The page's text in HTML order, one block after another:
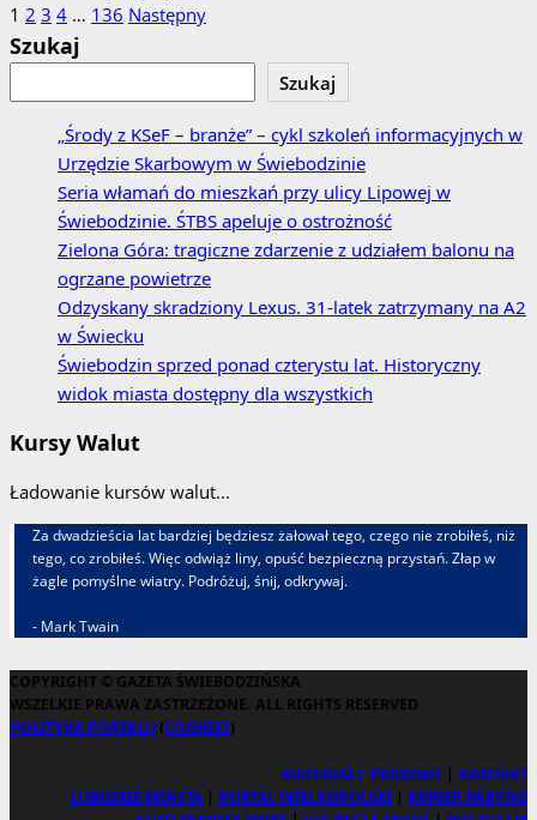
Wiceministra
się
o
Postępowanie
wyjaśniające
i
przeszukania
w
siedzibach
trzech
spółek
Enea
Stronicowanie
wpisów
1 2 3 4 … 136 Następny
Szukaj
Szukaj
„Środy z KSeF – branże” – cykl szkoleń informacyjnych w
Urzędzie Skarbowym w Świebodzinie
Seria włamań do mieszkań przy ulicy Lipowej w
Świebodzinie. ŚTBS apeluje o ostrożność
Zielona Góra: tragiczne zdarzenie z udziałem balonu na
ogrzane powietrze
Odzyskany skradziony Lexus. 31‑latek zatrzymany na A2
w Świecku
Świebodzin sprzed ponad czterystu lat. Historyczny
widok miasta dostępny dla wszystkich
Kursy Walut
Ładowanie kursów walut...
Za dwadzieścia lat bardziej będziesz żałował tego, czego nie zrobiłeś, niż
tego, co zrobiłeś. Więc odwiąż liny, opuść bezpieczną przystań. Złap w
żagle pomyślne wiatry. Podróżuj, śnij, odkrywaj.
- Mark Twain
COPYRIGHT © GAZETA ŚWIEBODZIŃSKA
WSZELKIE PRAWA ZASTRZEŻONE. ALL RIGHTS RESERVED
POLITYKA PORTALU (COOKIES)
MATERIAŁY PRASOWE | KONTAKT
LUBUSKIE MIASTA | PORTAL WIELKOPOLSKI | KURIER PARYSKI